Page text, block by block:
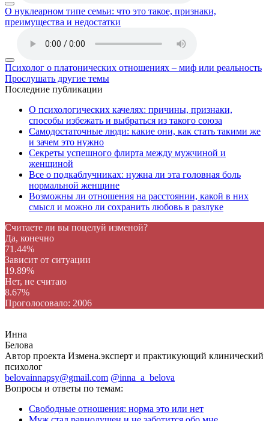
О нуклеарном типе семьи: что это такое, признаки,
преимущества и недостатки
Психолог о платонических отношениях – миф или реальность
Прослушать другие темы
Последние публикации
О психологических качелях: причины, признаки,
способы избежать и выбраться из такого союза
Самодостаточные люди: какие они, как стать такими же
и зачем это нужно
Секреты успешного флирта между мужчиной и
женщиной
Все о подкаблучниках: нужна ли эта головная боль
нормальной женщине
Возможны ли отношения на расстоянии, какой в них
смысл и можно ли сохранить любовь в разлуке
Считаете ли вы поцелуй изменой?
Да, конечно
71.44%
Зависит от ситуации
19.89%
Нет, не считаю
8.67%
Проголосовало: 2006
Инна
Белова
Автор проекта Измена.эксперт и практикующий клинический
психолог
belovainnapsy@gmail.com @inna_a_belova
Вопросы и ответы по темам:
Свободные отношения: норма это или нет